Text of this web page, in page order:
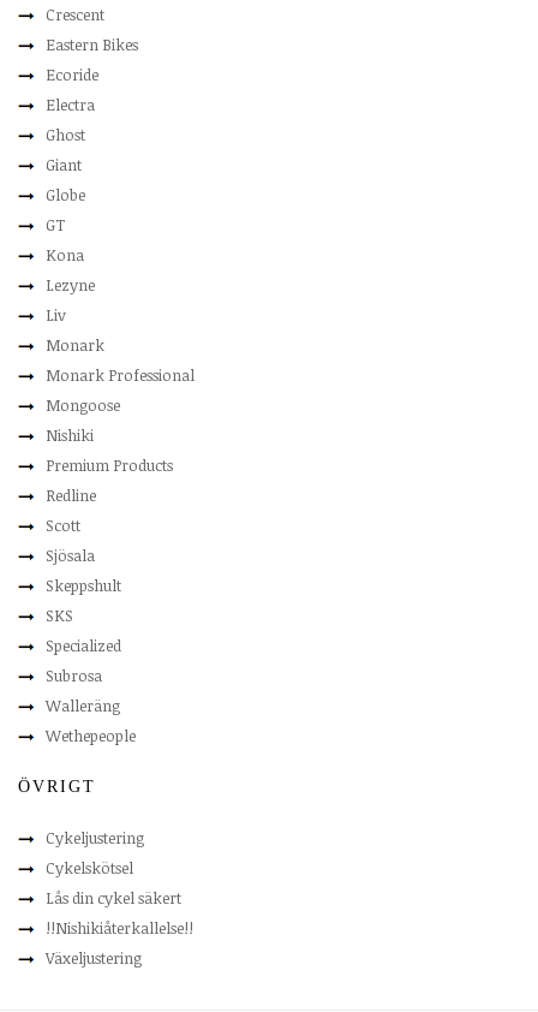
Crescent
Eastern Bikes
Ecoride
Electra
Ghost
Giant
Globe
GT
Kona
Lezyne
Liv
Monark
Monark Professional
Mongoose
Nishiki
Premium Products
Redline
Scott
Sjösala
Skeppshult
SKS
Specialized
Subrosa
Walleräng
Wethepeople
ÖVRIGT
Cykeljustering
Cykelskötsel
Lås din cykel säkert
!!Nishikiåterkallelse!!
Växeljustering